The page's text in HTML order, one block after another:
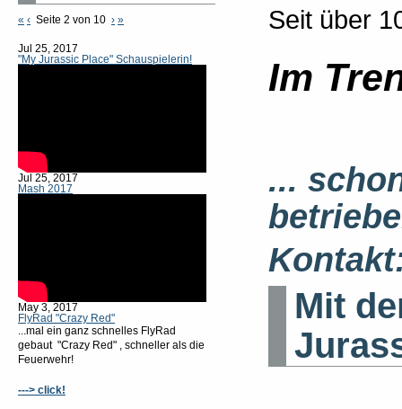
« ‹ Seite 2 von 10 › »
Jul 25, 2017
"My Jurassic Place" Schauspielerin!
Jul 25, 2017
Mash 2017
May 3, 2017
FlyRad "Crazy Red"
...mal ein ganz schnelles FlyRad
gebaut "Crazy Red" , schneller als die
Feuerwehr!
---> click!
Seit über
Im
...
Mit